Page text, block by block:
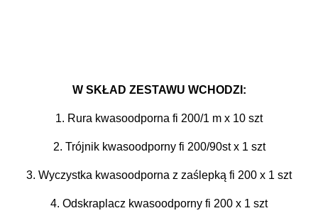
W SKŁAD ZESTAWU WCHODZI:
1. Rura kwasoodporna fi 200/1 m x 10 szt
2. Trójnik kwasoodporny fi 200/90st x 1 szt
3. Wyczystka kwasoodporna z zaślepką fi 200 x 1 szt
4. Odskraplacz kwasoodporny fi 200 x 1 szt